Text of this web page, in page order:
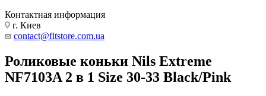
Контактная информация
г. Киев
contact@fitstore.com.ua
Роликовые коньки Nils Extreme
NF7103A 2 в 1 Size 30-33 Black/Pink